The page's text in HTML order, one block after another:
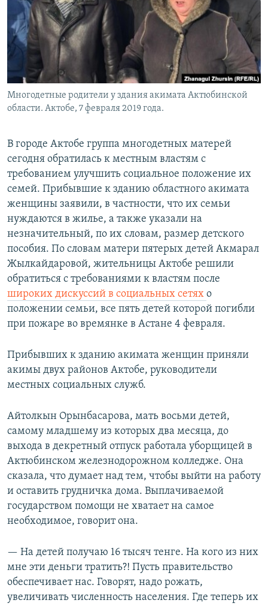
Многодетные родители у здания акимата Актюбинской
области. Актобе, 7 февраля 2019 года.
В городе Актобе группа многодетных матерей
сегодня обратилась к местным властям с
требованием улучшить социальное положение их
семей. Прибывшие к зданию областного акимата
женщины заявили, в частности, что их семьи
нуждаются в жилье, а также указали на
незначительный, по их словам, размер детского
пособия. По словам матери пятерых детей Акмарал
Жылкайдаровой, жительницы Актобе решили
обратиться с требованиями к властям после
широких дискуссий в социальных сетях о
положении семьи, все пять детей которой погибли
при пожаре во времянке в Астане 4 февраля.
Прибывших к зданию акимата женщин приняли
акимы двух районов Актобе, руководители
местных социальных служб.
Айтолкын Орынбасарова, мать восьми детей,
самому младшему из которых два месяца, до
выхода в декретный отпуск работала уборщицей в
Актюбинском железнодорожном колледже. Она
сказала, что думает над тем, чтобы выйти на работу
и оставить грудничка дома. Выплачиваемой
государством помощи не хватает на самое
необходимое, говорит она.
— На детей получаю 16 тысяч тенге. На кого из них
мне эти деньги тратить?! Пусть правительство
обеспечивает нас. Говорят, надо рожать,
увеличивать численность населения. Где теперь их